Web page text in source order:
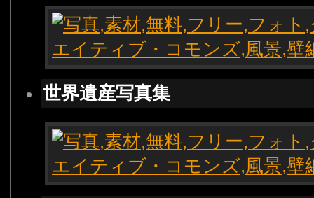
世界遺産写真集